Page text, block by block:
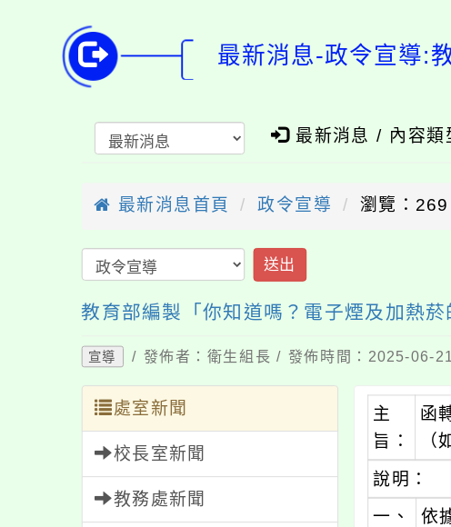
最新消息-政令宣導:
最新消息 / 內容類
最新消息首頁 政令宣導 瀏覽：269
送出
教育部編製「你知道嗎？電子煙及加熱
宣導 / 發佈者：衛生組長 / 發佈時間：2025-06-
處室新聞
校長室新聞
教務處新聞
主
旨：
函
（
說明：
一、
依